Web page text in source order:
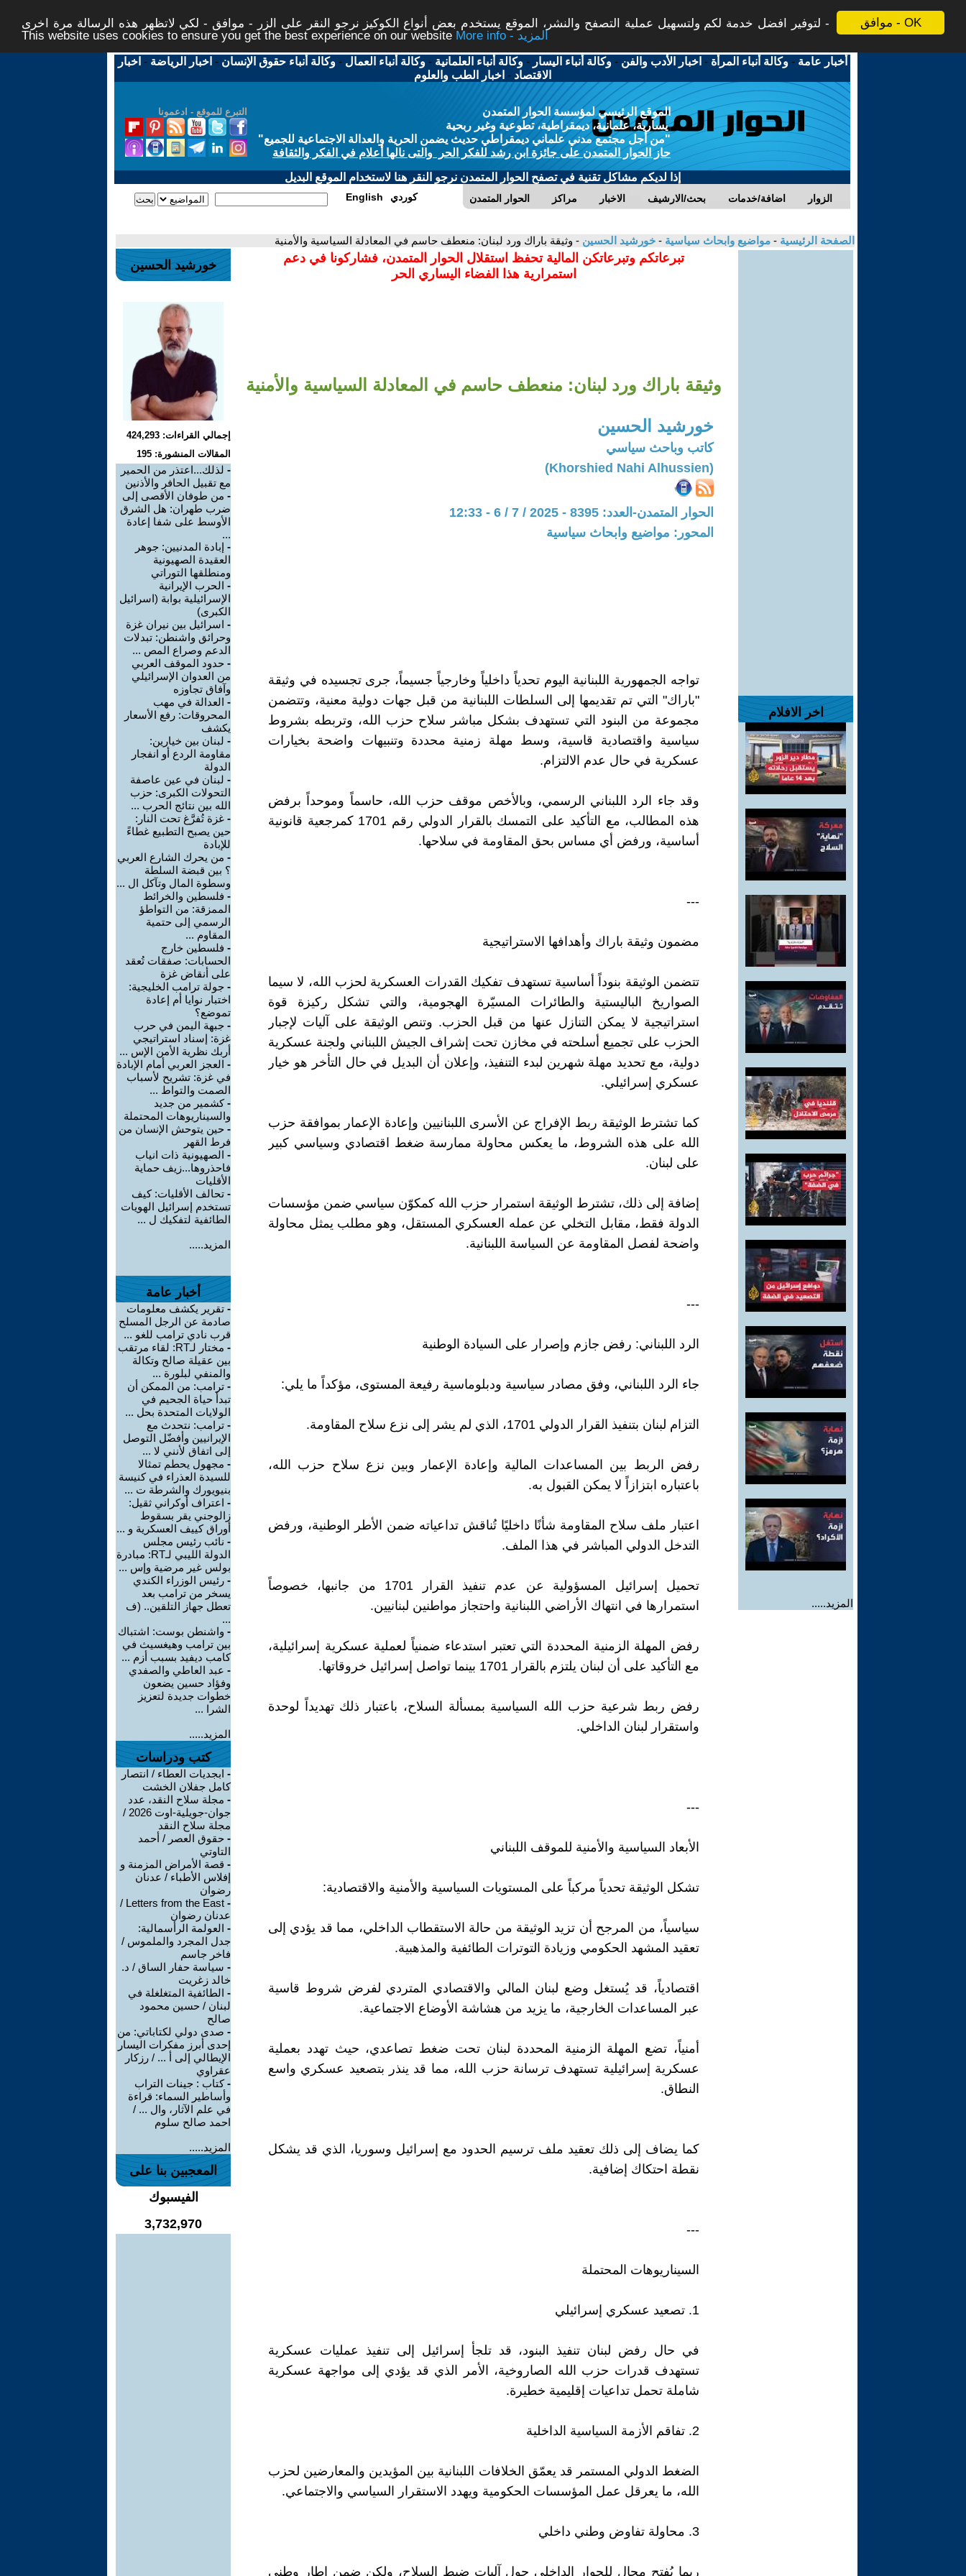
موافق - OK
لتوفير افضل خدمة لكم ولتسهيل عملية التصفح والنشر، الموقع يستخدم بعض أنواع الكوكيز نرجو النقر على الزر - موافق - لكي لاتظهر هذه الرسالة مرة اخرى -
This website uses cookies to ensure you get the best experience on our website
More info - المزيد
أخبار عامة -وكالة أنباء المرأة - اخبار الأدب والفن -وكالة أنباء اليسار -وكالة أنباء العلمانية -وكالة أنباء العمال -وكالة أنباء حقوق الإنسان - اخبار الرياضة - اخبار
الاقتصاد - اخبار الطب والعلوم
التبرع للموقع - ادعمونا
الموقع الرئيسي لمؤسسة الحوار المتمدن
يسارية، علمانية، ديمقراطية، تطوعية وغير ربحية
"من أجل مجتمع مدني علماني ديمقراطي حديث يضمن الحرية والعدالة الاجتماعية للجميع"
حاز الحوار المتمدن على جائزة ابن رشد للفكر الحر والتى نالها أعلام في الفكر والثقافة
إذا لديكم مشاكل تقنية في تصفح الحوار المتمدن نرجو النقر هنا لاستخدام الموقع البديل
الحوار المتمدن مراكز الاخبار بحث/الارشيف اضافة/خدمات الزوار English كوردي
الصفحة الرئيسية - مواضيع وابحاث سياسية - خورشيد الحسين - وثيقة باراك ورد لبنان: منعطف حاسم في المعادلة السياسية والأمنية
اخر الافلام
المزيد.....
تبرعاتكم وتبرعاتكن المالية تحفظ استقلال الحوار المتمدن، فشاركونا في دعم
استمرارية هذا الفضاء اليساري الحر
وثيقة باراك ورد لبنان: منعطف حاسم في المعادلة السياسية والأمنية
خورشيد الحسين
كاتب وباحث سياسي
(Khorshied Nahi Alhussien)
الحوار المتمدن-العدد: 8395 - 2025 / 7 / 6 - 12:33
المحور: مواضيع وابحاث سياسية
تواجه الجمهورية اللبنانية اليوم تحدياً داخلياً وخارجياً جسيماً، جرى تجسيده في وثيقة
"باراك" التي تم تقديمها إلى السلطات اللبنانية من قبل جهات دولية معنية، وتتضمن
مجموعة من البنود التي تستهدف بشكل مباشر سلاح حزب الله، وتربطه بشروط
سياسية واقتصادية قاسية، وسط مهلة زمنية محددة وتنبيهات واضحة بخيارات
عسكرية في حال عدم الالتزام.
وقد جاء الرد اللبناني الرسمي، وبالأخص موقف حزب الله، حاسماً وموحداً برفض
هذه المطالب، مع التأكيد على التمسك بالقرار الدولي رقم 1701 كمرجعية قانونية
أساسية، ورفض أي مساس بحق المقاومة في سلاحها.
---
مضمون وثيقة باراك وأهدافها الاستراتيجية
تتضمن الوثيقة بنوداً أساسية تستهدف تفكيك القدرات العسكرية لحزب الله، لا سيما
الصواريخ الباليستية والطائرات المسيّرة الهجومية، والتي تشكل ركيزة قوة
استراتيجية لا يمكن التنازل عنها من قبل الحزب. وتنص الوثيقة على آليات لإجبار
الحزب على تجميع أسلحته في مخازن تحت إشراف الجيش اللبناني ولجنة عسكرية
دولية، مع تحديد مهلة شهرين لبدء التنفيذ، وإعلان أن البديل في حال التأخر هو خيار
عسكري إسرائيلي.
كما تشترط الوثيقة ربط الإفراج عن الأسرى اللبنانيين وإعادة الإعمار بموافقة حزب
الله على هذه الشروط، ما يعكس محاولة ممارسة ضغط اقتصادي وسياسي كبير
على لبنان.
إضافة إلى ذلك، تشترط الوثيقة استمرار حزب الله كمكوّن سياسي ضمن مؤسسات
الدولة فقط، مقابل التخلي عن عمله العسكري المستقل، وهو مطلب يمثل محاولة
واضحة لفصل المقاومة عن السياسة اللبنانية.
---
الرد اللبناني: رفض جازم وإصرار على السيادة الوطنية
جاء الرد اللبناني، وفق مصادر سياسية ودبلوماسية رفيعة المستوى، مؤكداً ما يلي:
التزام لبنان بتنفيذ القرار الدولي 1701، الذي لم يشر إلى نزع سلاح المقاومة.
رفض الربط بين المساعدات المالية وإعادة الإعمار وبين نزع سلاح حزب الله،
باعتباره ابتزازاً لا يمكن القبول به.
اعتبار ملف سلاح المقاومة شأنًا داخليًا تُناقش تداعياته ضمن الأطر الوطنية، ورفض
التدخل الدولي المباشر في هذا الملف.
تحميل إسرائيل المسؤولية عن عدم تنفيذ القرار 1701 من جانبها، خصوصاً
استمرارها في انتهاك الأراضي اللبنانية واحتجاز مواطنين لبنانيين.
رفض المهلة الزمنية المحددة التي تعتبر استدعاء ضمنياً لعملية عسكرية إسرائيلية،
مع التأكيد على أن لبنان يلتزم بالقرار 1701 بينما تواصل إسرائيل خروقاتها.
رفض ربط شرعية حزب الله السياسية بمسألة السلاح، باعتبار ذلك تهديداً لوحدة
واستقرار لبنان الداخلي.
---
الأبعاد السياسية والأمنية للموقف اللبناني
تشكل الوثيقة تحدياً مركباً على المستويات السياسية والأمنية والاقتصادية:
سياسياً، من المرجح أن تزيد الوثيقة من حالة الاستقطاب الداخلي، مما قد يؤدي إلى
تعقيد المشهد الحكومي وزيادة التوترات الطائفية والمذهبية.
اقتصادياً، قد يُستغل وضع لبنان المالي والاقتصادي المتردي لفرض شروط قاسية
عبر المساعدات الخارجية، ما يزيد من هشاشة الأوضاع الاجتماعية.
أمنياً، تضع المهلة الزمنية المحددة لبنان تحت ضغط تصاعدي، حيث تهدد بعملية
عسكرية إسرائيلية تستهدف ترسانة حزب الله، مما قد ينذر بتصعيد عسكري واسع
النطاق.
كما يضاف إلى ذلك تعقيد ملف ترسيم الحدود مع إسرائيل وسوريا، الذي قد يشكل
نقطة احتكاك إضافية.
---
السيناريوهات المحتملة
1. تصعيد عسكري إسرائيلي
في حال رفض لبنان تنفيذ البنود، قد تلجأ إسرائيل إلى تنفيذ عمليات عسكرية
تستهدف قدرات حزب الله الصاروخية، الأمر الذي قد يؤدي إلى مواجهة عسكرية
شاملة تحمل تداعيات إقليمية خطيرة.
2. تفاقم الأزمة السياسية الداخلية
الضغط الدولي المستمر قد يعمّق الخلافات اللبنانية بين المؤيدين والمعارضين لحزب
الله، ما يعرقل عمل المؤسسات الحكومية ويهدد الاستقرار السياسي والاجتماعي.
3. محاولة تفاوض وطني داخلي
ربما يُفتح مجال للحوار الداخلي حول آليات ضبط السلاح، ولكن ضمن إطار وطني
خورشيد الحسين
إجمالي القراءات: 424,293
المقالات المنشورة: 195
- لذلك...اعتذر من الحمير
مع تقبيل الحافر والأذنين
- من طوفان الأقصى إلى
ضرب طهران: هل الشرق
الأوسط على شفا إعادة
...
- إبادة المدنيين: جوهر
العقيدة الصهيونية
ومنطلقها التوراتي
- الحرب الإيرانية
الإسرائيلية بوابة (اسرائيل
الكبرى)
- اسرائيل بين نيران غزة
وحرائق واشنطن: تبدلات
الدعم وصراع المص ...
- حدود الموقف العربي
من العدوان الإسرائيلي
وآفاق تجاوزه
- العدالة في مهب
المحروقات: رفع الأسعار
يكشف
- لبنان بين خيارين:
مقاومة الردع أو انفجار
الدولة
- لبنان في عين عاصفة
التحولات الكبرى: حزب
الله بين نتائج الحرب ...
- غزة تُفرَّغ تحت النار:
حين يصبح التطبيع غطاءً
للإبادة
- من يحرك الشارع العربي
؟ بين قبضة السلطة
وسطوة المال وتآكل ال ...
- فلسطين والخرائط
الممزقة: من التواطؤ
الرسمي إلى حتمية
المقاوم ...
- فلسطين خارج
الحسابات: صفقات تُعقد
على أنقاض غزة
- جولة ترامب الخليجية:
اختبار نوايا أم إعادة
تموضع؟
- جبهة اليمن في حرب
غزة: إسناد استراتيجي
أربك نظرية الأمن الإس ...
- العجز العربي أمام الإبادة
في غزة: تشريح لأسباب
الصمت والتواط ...
-كشمير من جديد
والسيناريوهات المحتملة
- حين يتوحش الإنسان من
فرط القهر
- الصهيونية ذات انياب
فاحذروها...زيف حماية
الأقليات
- تحالف الأقليات: كيف
تستخدم إسرائيل الهويات
الطائفية لتفكيك ل ...
المزيد.....
أخبار عامة
- تقرير يكشف معلومات
صادمة عن الرجل المسلح
قرب نادي ترامب للغو ...
-
مختار لـRT: لقاء مرتقب
بين عقيلة صالح وتكالة
والمنفي لبلورة ...
- ترامب: من الممكن أن
تبدأ حياة الجحيم في
الولايات المتحدة بحل ...
- ترامب: نتحدث مع
الإيرانيين وأفضّل التوصل
إلى اتفاق لأنني لا ...
- مجهول يحطم تمثالا
للسيدة العذراء في كنيسة
بنيويورك والشرطة ت ...
- اعتراف أوكراني ثقيل:
زالوجني يقر بسقوط
أوراق كييف العسكرية و ...
- نائب رئيس مجلس
الدولة الليبي لـRT: مبادرة
بولس غير مرضية وإس ...
- رئيس الوزراء الكندي
يسخر من ترامب بعد
تعطل جهاز التلقين.. (ف
...
- واشنطن بوست: اشتباك
بين ترامب وهيغسيث في
كامب ديفيد بسبب أزم ...
- عبد العاطي والصفدي
وفؤاد حسين يضعون
خطوات جديدة لتعزيز
الشرا ...
المزيد.....
كتب ودراسات
- ابجديات العطاء / انتصار
كامل جفلان الخشت
- مجلة سلاح النقد، عدد
جوان-جويلية-اوت 2026 /
مجلة سلاح النقد
- حقوق العصر / أحمد
التاوتي
- قصة الأمراض المزمنة و
إفلاس الأطباء / عدنان
رضوان
-
Letters from the East /
عدنان رضوان
- العولمة الرأسمالية:
جدل المجرد والملموس /
فاخر جاسم
- سياسة حفار الساق / د.
خالد زغريت
- الطائفية المتغلغلة في
لبنان / حسين محمود
صالح
- صدى دولي لكتاباتي: من
إحدى أبرز مفكرات اليسار
الإيطالي إلى أ ... / رزكار
عقراوي
-كتاب : جينات التراب
وأساطير السماء: قراءة
في علم الآثار، وال ... /
احمد صالح سلوم
المزيد.....
المعجبين بنا على
الفيسبوك
3,732,970